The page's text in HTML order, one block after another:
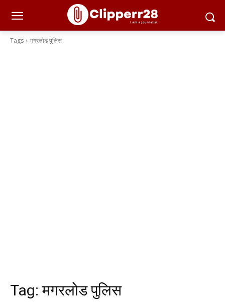
Tags मगरलोड पुलिस
Tag:मगरलोड पुलिस